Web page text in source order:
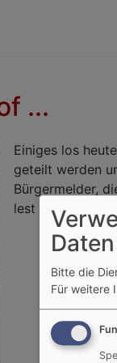
...
Einiges los
geteilt werden
Bürgermelder,
lest selber >>
Bitte die
Für weitere